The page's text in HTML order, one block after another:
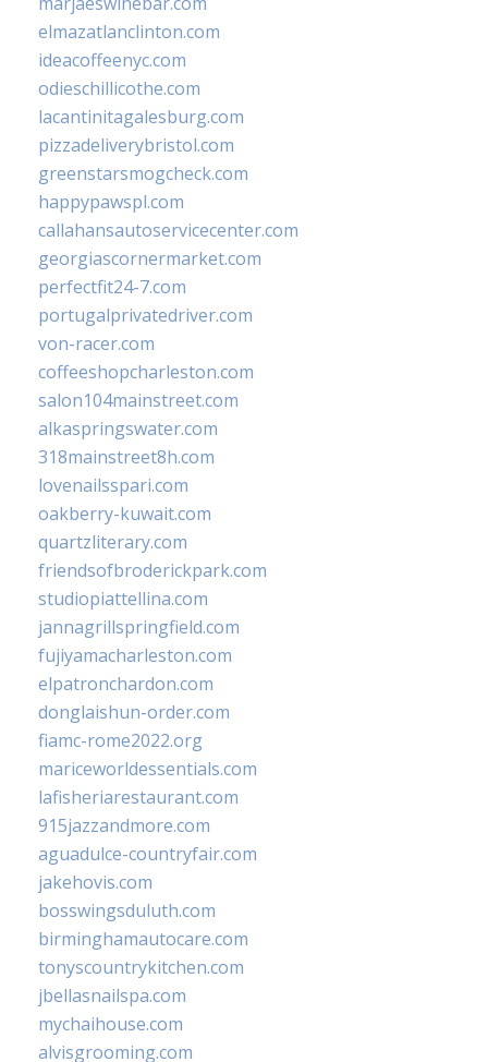
elmazatlanclinton.com
ideacoffeenyc.com
odieschillicothe.com
lacantinitagalesburg.com
pizzadeliverybristol.com
greenstarsmogcheck.com
happypawspl.com
callahansautoservicecenter.com
georgiascornermarket.com
perfectfit24-7.com
portugalprivatedriver.com
von-racer.com
coffeeshopcharleston.com
salon104mainstreet.com
alkaspringswater.com
318mainstreet8h.com
lovenailsspari.com
oakberry-kuwait.com
quartzliterary.com
friendsofbroderickpark.com
studiopiattellina.com
jannagrillspringfield.com
fujiyamacharleston.com
elpatronchardon.com
donglaishun-order.com
fiamc-rome2022.org
mariceworldessentials.com
lafisheriarestaurant.com
915jazzandmore.com
aguadulce-countryfair.com
jakehovis.com
bosswingsduluth.com
birminghamautocare.com
tonyscountrykitchen.com
jbellasnailspa.com
mychaihouse.com
alvisgrooming.com